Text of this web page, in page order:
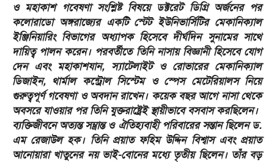
ও মহাকাশ গবেষণা সংশ্লিষ্ট বিষয়ে ডক্টরেট ডিগ্রি অর্জনের পর
কলোরাডো অঙ্গরাজ্যের একটি স্টেট ইউনিভার্সিটির মেকানিক্যাল
ইঞ্জিনিয়ারিং বিভাগের অধ্যাপক হিসেবে দীর্ঘদিন সুনামের সাথে
দায়িত্ব পালন করেন। পরবর্তীতে তিনি নাসায় বিজ্ঞানী হিসেবে যোগ
দেন এবং মহাকাশযান, স্যাটেলাইট ও রোভারের মেকানিক্যাল
ডিজাইন, থার্মাল কন্ট্রোল সিস্টেম ও স্পেস মেটেরিয়ালস নিয়ে
গুরুত্বপূর্ণ গবেষণা ও অবদান রাখেন। কয়েক বছর আগে নাসা থেকে
অবসরে যাওয়ার পর তিনি যুক্তরাষ্ট্রেই স্থায়ীভাবে বসবাস করছিলেন।
​ব্যক্তিজীবনে অত্যন্ত সম্ভ্রান্ত ও ঐতিহ্যবাহী পরিবারের সন্তান ছিলেন ড.
এম রেজাউল হক। তিনি প্রয়াত ফহিম উদ্দিন বিশ্বাস এবং প্রয়াত
আনোয়ারা খাতুনের নয় ভাই-বোনের মধ্যে তৃতীয় ছিলেন। তাঁর বড়